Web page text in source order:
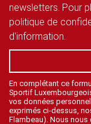
newsletters. Pour
politique de
d'information.
En complétant ce
Sportif
vos données
exprimés ci-dessus,
Flambeau). Nous